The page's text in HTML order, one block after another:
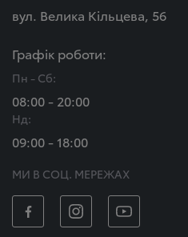
вул. Велика Кільцева, 56
Графік роботи:
Пн - Сб:
08:00 - 20:00
Нд:
09:00 - 18:00
МИ В СОЦ. МЕРЕЖАХ